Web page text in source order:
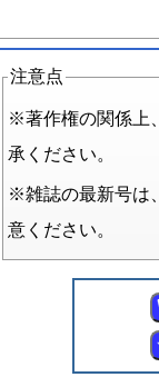
注意点
※著作権の関係上
承ください。
※雑誌の最新号は
意ください。